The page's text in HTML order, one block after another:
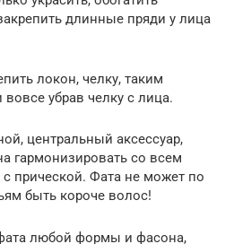
длинные пряди у лица
локон, челку, таким
убрав челку с лица.
центральный аксессуар,
гармонизировать со всем
прической. Фата не может по
быть короче волос!
любой формы и фасона,